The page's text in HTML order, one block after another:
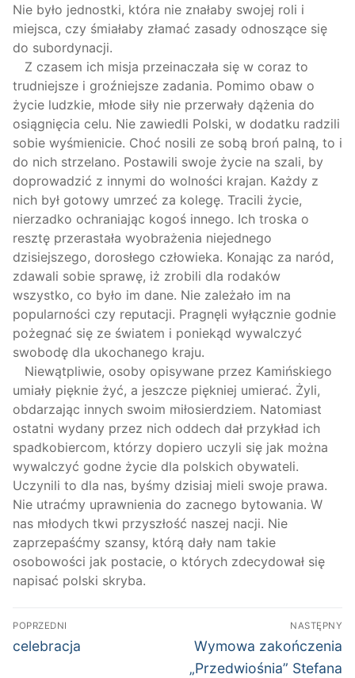
Nie było jednostki, która nie znałaby swojej roli i
miejsca, czy śmiałaby złamać zasady odnoszące się
do subordynacji.
Z czasem ich misja przeinaczała się w coraz to
trudniejsze i groźniejsze zadania. Pomimo obaw o
życie ludzkie, młode siły nie przerwały dążenia do
osiągnięcia celu. Nie zawiedli Polski, w dodatku radzili
sobie wyśmienicie. Choć nosili ze sobą broń palną, to i
do nich strzelano. Postawili swoje życie na szali, by
doprowadzić z innymi do wolności krajan. Każdy z
nich był gotowy umrzeć za kolegę. Tracili życie,
nierzadko ochraniając kogoś innego. Ich troska o
resztę przerastała wyobrażenia niejednego
dzisiejszego, dorosłego człowieka. Konając za naród,
zdawali sobie sprawę, iż zrobili dla rodaków
wszystko, co było im dane. Nie zależało im na
popularności czy reputacji. Pragnęli wyłącznie godnie
pożegnać się ze światem i poniekąd wywalczyć
swobodę dla ukochanego kraju.
Niewątpliwie, osoby opisywane przez Kamińskiego
umiały pięknie żyć, a jeszcze piękniej umierać. Żyli,
obdarzając innych swoim miłosierdziem. Natomiast
ostatni wydany przez nich oddech dał przykład ich
spadkobiercom, którzy dopiero uczyli się jak można
wywalczyć godne życie dla polskich obywateli.
Uczynili to dla nas, byśmy dzisiaj mieli swoje prawa.
Nie utraćmy uprawnienia do zacnego bytowania. W
nas młodych tkwi przyszłość naszej nacji. Nie
zaprzepaśćmy szansy, którą dały nam takie
osobowości jak postacie, o których zdecydował się
napisać polski skryba.
Nawigacja
wpisu
POPRZEDNI
Poprzedni
celebracja
NASTĘPNY
Następny
wpis:
Wymowa zakończenia
„Przedwiośnia” Stefana